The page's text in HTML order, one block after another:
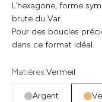
L’hexagone, forme
brute du Var.
Pour des boucles
dans ce format idéal.
Matières:Vermeil
Argent